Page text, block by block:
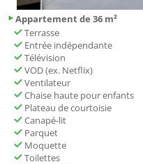
Appartement de 36 m²
Terrasse
Entrée indépendante
Télévision
VOD (ex. Netflix)
Ventilateur
Chaise haute pour enfants
Plateau de courtoisie
Canapé-lit
Parquet
Moquette
Toilettes